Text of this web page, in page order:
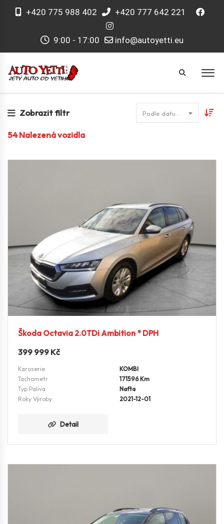
+420 775 988 402 +420 777 642 221
9:00 - 17:00 info@autoyetti.eu
Zobrazit filtr
54Nalezená vozidla
Škoda Octavia 2.0TDi Ambition * DPH
399 999 Kč
Karoserie
KOMBI
Tachometr
171596 Km
Typ Paliva
Nafta
Roky Výroby
2021-12-01
Detail